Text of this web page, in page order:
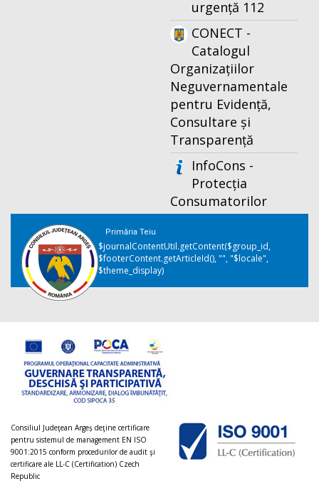
urgență 112
CONECT -
Catalogul
Organizațiilor
Neguvernamentale
pentru Evidență,
Consultare și
Transparență
InfoCons -
Protecția
Consumatorilor
Primăria Teiu
$journalContentUtil.getContent($group_id,
$footerContent.getArticleId(), "", "$locale",
$theme_display)
Consiliul Judeţean Argeș deţine certificare
pentru sistemul de management EN ISO
9001:2015 conform procedurilor de audit şi
certificare ale LL-C (Certification) Czech
Republic